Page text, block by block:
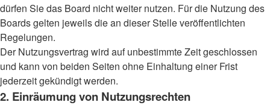
dürfen Sie das Board nicht weiter nutzen. Für die Nutzung des
Boards gelten jeweils die an dieser Stelle veröffentlichten
Regelungen.
Der Nutzungsvertrag wird auf unbestimmte Zeit geschlossen
und kann von beiden Seiten ohne Einhaltung einer Frist
jederzeit gekündigt werden.
2. Einräumung von Nutzungsrechten